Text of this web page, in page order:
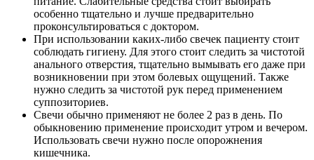
особенно тщательно и лучше предварительно
проконсультироваться с доктором.
При использовании каких-либо свечек пациенту стоит
соблюдать гигиену. Для этого стоит следить за чистотой
анального отверстия, тщательно вымывать его даже при
возникновении при этом болевых ощущений. Также
нужно следить за чистотой рук перед применением
суппозиториев.
Свечи обычно применяют не более 2 раз в день. По
обыкновению применение происходит утром и вечером.
Использовать свечи нужно после опорожнения
кишечника.